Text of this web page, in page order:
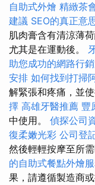
自助式外燴 精緻茶
建議 SEO的真正意
肌肉膏含有清涼薄
尤其是在運動後。
助您成功的網路行
安排 如何找到打掃
解緊張和疼痛，並
擇 高雄牙醫推薦 豐
中使用。 偵探公司
復柔嫩光彩 公司登
然後輕輕按摩至所需
的自助式餐點外燴
果，請遵循製造商